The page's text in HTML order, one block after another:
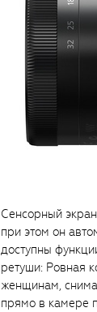
Сенсорный
при этом он
доступны
ретуши: Ровная
женщинам,
прямо в камере